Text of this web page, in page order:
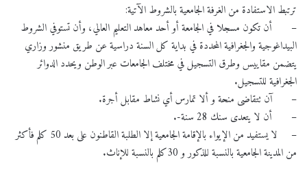
ترتبط الاستفادة من الغرفة الجامعية بالشروط الآتية:
– أن تكون مسجلا في الجامعة أو أحد معاهد التعليم العالي، وأن تستوفي الشروط
البيداغوجية والجغرافية المحددة في بداية كل السنة دراسية عن طريق منشور وزاري
يتضمن مقاييس وطرق التسجيل في مختلف الجامعات عبر الوطن ويحدد الدوائر
الجغرافية للتسجيل.
– آن تتقاضى منحة و ألا تمارس أي نشاط مقابل أجرة.
– أن لا يتعدى سنك 28 سنة-.
– لا يستفيد من الإيواء بالإقامة الجامعية إلا الطلبة القاطنون على بعد 50 كلم فأكثر
من المدينة الجامعية بالنسبة للذكور و 30كلم بالنسبة للإناث.